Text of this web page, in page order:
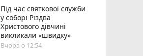
Під час святкової служби
у соборі Різдва
Христового дівчині
викликали «швидку»
Вчора о 12:54